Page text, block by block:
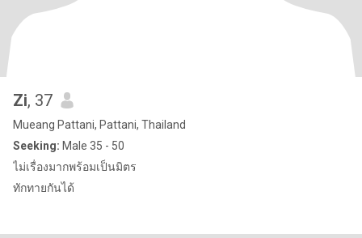
Zi, 37
Mueang Pattani, Pattani, Thailand
Seeking: Male 35 - 50
ไม่เรื่องมากพร้อมเป็นมิตร
ทักทายกันได้